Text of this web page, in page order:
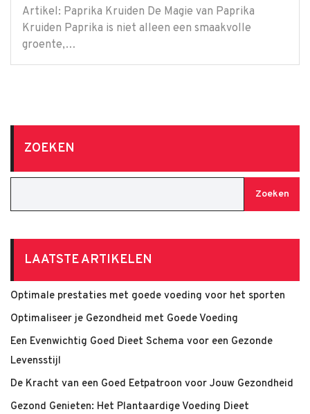
Artikel: Paprika Kruiden De Magie van Paprika
Kruiden Paprika is niet alleen een smaakvolle
groente,…
ZOEKEN
Zoeken
LAATSTE ARTIKELEN
Optimale prestaties met goede voeding voor het sporten
Optimaliseer je Gezondheid met Goede Voeding
Een Evenwichtig Goed Dieet Schema voor een Gezonde
Levensstijl
De Kracht van een Goed Eetpatroon voor Jouw Gezondheid
Gezond Genieten: Het Plantaardige Voeding Dieet